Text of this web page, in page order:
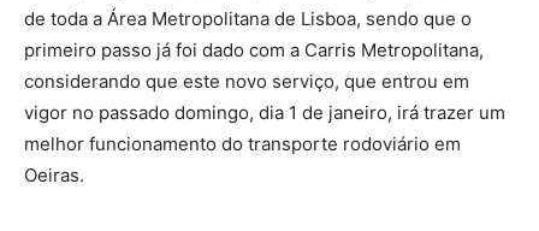
de toda a Área Metropolitana de Lisboa, sendo que o
primeiro passo já foi dado com a Carris Metropolitana,
considerando que este novo serviço, que entrou em
vigor no passado domingo, dia 1 de janeiro, irá trazer um
melhor funcionamento do transporte rodoviário em
Oeiras.